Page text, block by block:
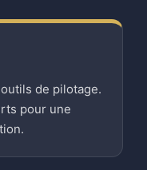
de pilotage.
pour une